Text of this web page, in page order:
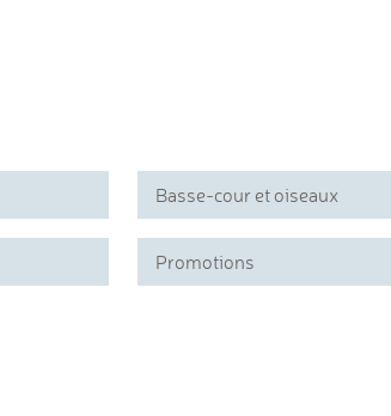
Basse-cour et oiseaux
Promotions